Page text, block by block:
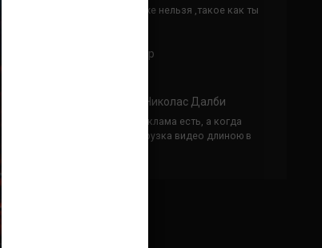
Кусок говна ты, существом даже нельзя ,такое как ты
Конор МакГрегор
УЧ
Рэнди Браун — Николас Далби
не запускается ни один бой, реклама есть, а когда
заканчивается начинается загрузка видео длиною в